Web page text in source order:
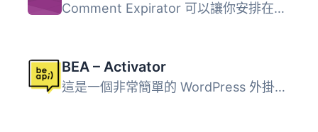
Comment Expirator 可以讓你安排在你選擇的日期或時間上，逐...
BEA – Activator
這是一個非常簡單的 WordPress 外掛，只需點擊一下，便可快速...